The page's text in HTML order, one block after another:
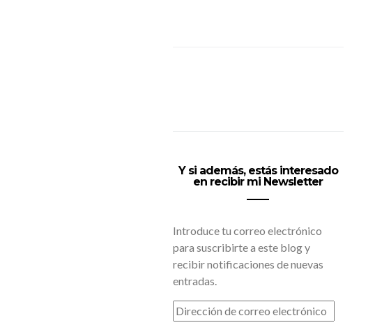
Y si además, estás interesado
en recibir mi Newsletter
Introduce tu correo electrónico
para suscribirte a este blog y
recibir notificaciones de nuevas
entradas.
DIRECCIÓN
DE